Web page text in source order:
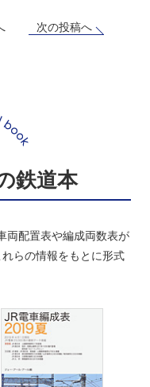
次の投稿へ
鉄道本
両配置表や編成両数表が
らの情報をもとに形式